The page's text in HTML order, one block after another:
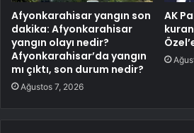
Afyonkarahisar yangın son
dakika: Afyonkarahisar
yangın olayı nedir?
Afyonkarahisar’da yangın
mı çıktı, son durum nedir?
Ağustos 7, 2026
AK